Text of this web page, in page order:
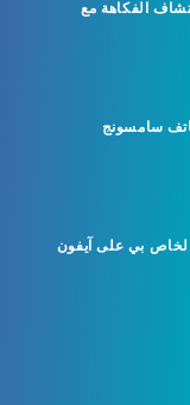
الفكاهة مع
سامسونج
الخاص بي على آيفون